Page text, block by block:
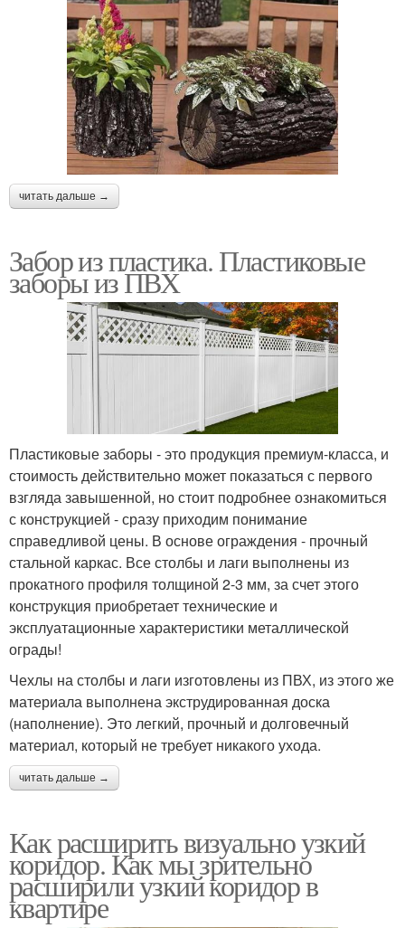
читать дальше →
Забор из пластика. Пластиковые
заборы из ПВХ
Пластиковые заборы - это продукция премиум-класса, и
стоимость действительно может показаться с первого
взгляда завышенной, но стоит подробнее ознакомиться
с конструкцией - сразу приходим понимание
справедливой цены. В основе ограждения - прочный
стальной каркас. Все столбы и лаги выполнены из
прокатного профиля толщиной 2-3 мм, за счет этого
конструкция приобретает технические и
эксплуатационные характеристики металлической
ограды!
Чехлы на столбы и лаги изготовлены из ПВХ, из этого же
материала выполнена экструдированная доска
(наполнение). Это легкий, прочный и долговечный
материал, который не требует никакого ухода.
читать дальше →
Как расширить визуально узкий
коридор. Как мы зрительно
расширили узкий коридор в
квартире